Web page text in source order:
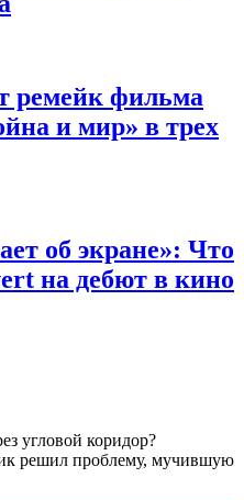
ремейк фильма
и мир» в трех
об экране»: Что
на дебют в кино
угловой коридор?
решил проблему, мучившую